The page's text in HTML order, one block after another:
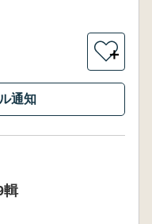
＋
通知